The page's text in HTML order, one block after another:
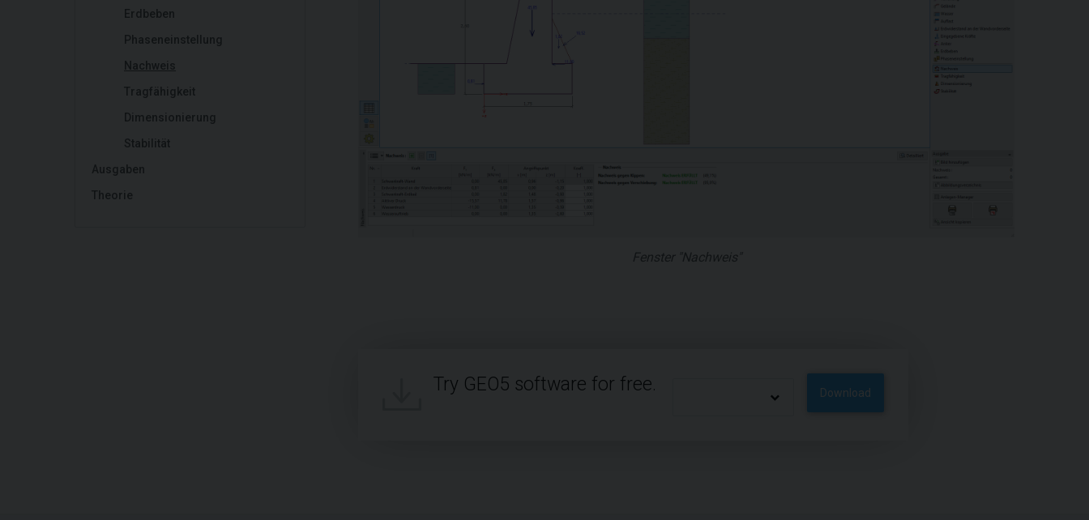
Erdbeben
Phaseneinstellung
Nachweis
Tragfähigkeit
Dimensionierung
Stabilität
Ausgaben
Theorie
Fenster "Nachweis"
Try GEO5 software for free. Download